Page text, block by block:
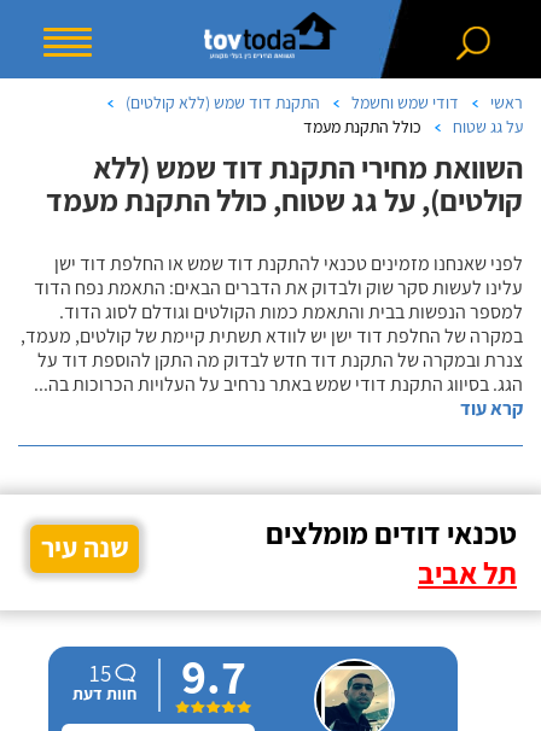
ראשי דודי שמש וחשמל
התקנת דוד שמש (ללא קולטים)
על גג שטוח
כולל התקנת מעמד
השוואת מחירי התקנת דוד שמש (ללא
קולטים), על גג שטוח, כולל התקנת מעמד
לפני שאנחנו מזמינים טכנאי להתקנת דוד שמש או החלפת דוד ישן
עלינו לעשות סקר שוק ולבדוק את הדברים הבאים: התאמת נפח הדוד
למספר הנפשות בבית והתאמת כמות הקולטים וגודלם לסוג הדוד.
במקרה של החלפת דוד ישן יש לוודא תשתית קיימת של קולטים, מעמד,
צנרת ובמקרה של התקנת דוד חדש לבדוק מה התקן להוספת דוד על
הגג. בסיווג התקנת דודי שמש באתר נרחיב על העלויות הכרוכות בה...
קרא עוד
טכנאי דודים מומלצים
תל אביב
שנה עיר
9.7
15
חוות דעת